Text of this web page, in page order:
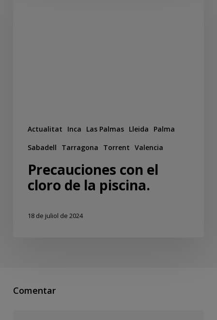
Actualitat Inca Las Palmas Lleida
Palma
Sabadell
Tarragona Torrent Valencia
Precauciones con el
cloro de la piscina.
18 de juliol de 2024
Comentar